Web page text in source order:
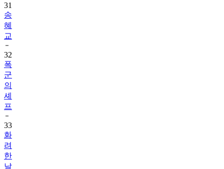
31
송
혜
교
32
폭
군
의
셰
프
33
화
려
한
날